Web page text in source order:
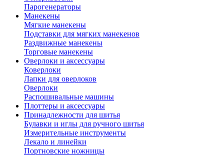
Парогенераторы
Манекены
Мягкие манекены
Подставки для мягких манекенов
Раздвижные манекены
Торговые манекены
Оверлоки и аксессуары
Коверлоки
Лапки для оверлоков
Оверлоки
Распошивальные машины
Плоттеры и аксессуары
Принадлежности для шитья
Булавки и иглы для ручного шитья
Измерительные инструменты
Лекало и линейки
Портновские ножницы